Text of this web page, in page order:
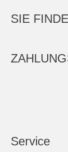
SIE
Service